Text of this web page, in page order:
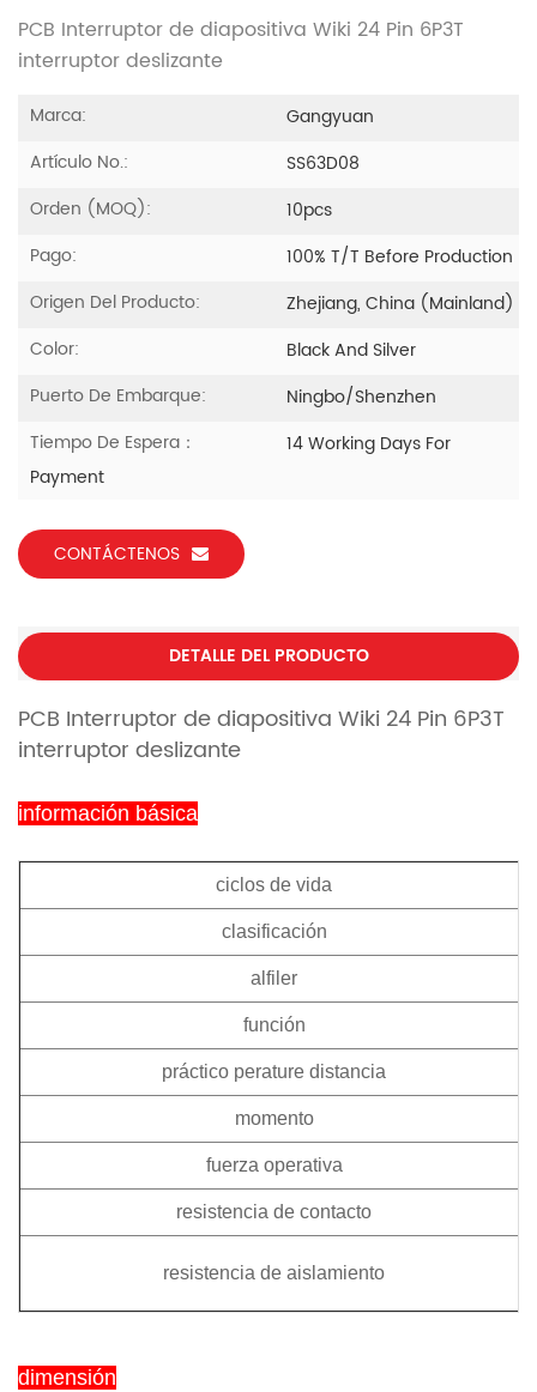
PCB Interruptor de diapositiva Wiki 24 Pin 6P3T
interruptor deslizante
Marca:
Gangyuan
Artículo No.:
SS63D08
Orden (MOQ):
10pcs
Pago:
100% T/T Before Production
Origen Del Producto:
Zhejiang, China (Mainland)
Color:
Black And Silver
Puerto De Embarque:
Ningbo/Shenzhen
Tiempo De Espera：
14 Working Days For
Payment
CONTÁCTENOS
DETALLE DEL PRODUCTO
PCB Interruptor de diapositiva Wiki 24 Pin 6P3T
interruptor deslizante
información básica
ciclos de vida
clasificación
alfiler
función
práctico perature distancia
momento
fuerza operativa
resistencia de contacto
resistencia de aislamiento
dimensión